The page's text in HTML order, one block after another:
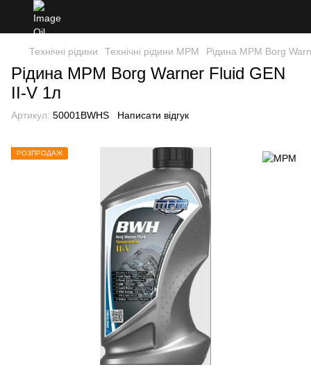
Технічні рідини Технічні рідини MPM Рідина MPM Borg
Рідина MPM Borg Warner Fluid GEN
II-V 1л
Артикул: 50001BWHS Написати відгук
РОЗПРОДАЖ